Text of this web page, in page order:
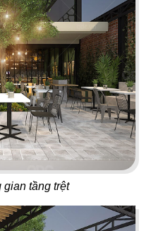
gian tầng trệt
02
VEE AYY FOOD